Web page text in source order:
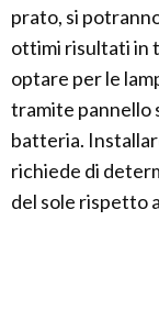
prato, si
ottimi risultati in
optare per le
tramite pannello
batteria.
richiede di
del sole rispetto